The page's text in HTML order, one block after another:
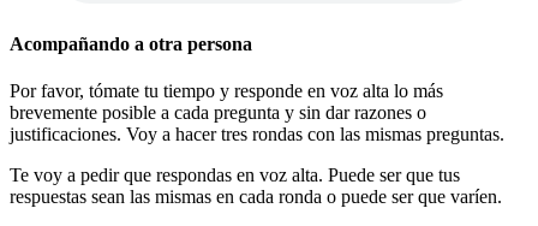
Acompañando a otra persona
Por favor, tómate tu tiempo y responde en voz alta lo más
brevemente posible a cada pregunta y sin dar razones o
justificaciones. Voy a hacer tres rondas con las mismas preguntas.
Te voy a pedir que respondas en voz alta. Puede ser que tus
respuestas sean las mismas en cada ronda o puede ser que varíen.